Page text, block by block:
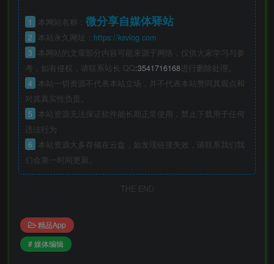
1 本网站名称： 微分享自媒体驿站
2 本站永久网址： https://ksvlog.com
3
本网站的文章部分内容可能来源于网络，仅供大家学习与参
考，如有侵权，请联系站长 QQ:3541716168 进行删除处理。
4
本站一切资源不代表本站立场，并不代表本站赞同其观点和
对其真实性负责。
5
本站资源无法保证软件能长期正常使用，禁止下载用于任何
违法行为
6
本站资源大多存储在云盘，如发现链接失效，请联系我们我
们会第一时间更新。
THE END
精品App
# 媒体编辑